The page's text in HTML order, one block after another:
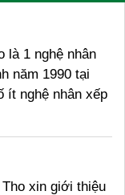
là 1 nghệ nhân
năm 1990 tại
ít nghệ nhân xếp
xin giới thiệu